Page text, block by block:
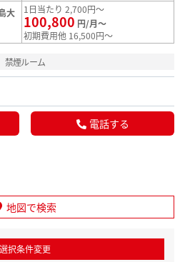
大
1日当たり 2,700円～
100,800 円/月～
初期費用他 16,500円～
禁煙ルーム
電話する
地図で検索
選択条件変更